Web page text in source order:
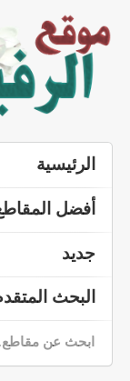
الرئيسية
أفضل
جديد
البحث